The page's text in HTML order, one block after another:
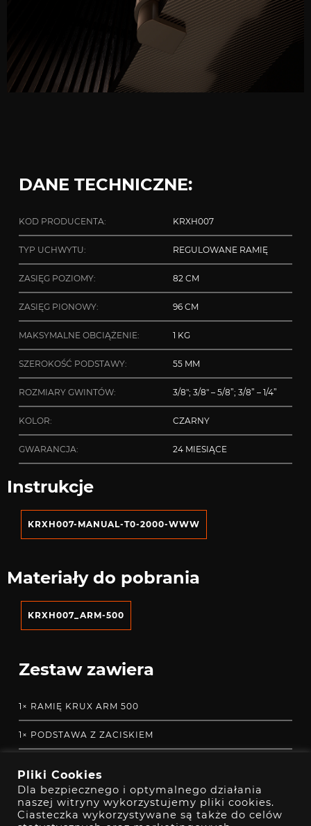
DANE TECHNICZNE:
KOD PRODUCENTA: KRXH007
TYP UCHWYTU: REGULOWANE RAMIĘ
ZASIĘG POZIOMY: 82 CM
ZASIĘG PIONOWY: 96 CM
MAKSYMALNE OBCIĄŻENIE: 1 KG
SZEROKOŚĆ PODSTAWY: 55 MM
ROZMIARY GWINTÓW: 3/8″; 3/8″ – 5/8”; 3/8” – 1/4”
KOLOR: CZARNY
GWARANCJA: 24 MIESIĄCE
Instrukcje
KRXH007-MANUAL-T0-2000-WWW
Materiały do pobrania
KRXH007_ARM-500
Zestaw zawiera
1× RAMIĘ KRUX ARM 500
1× PODSTAWA Z ZACISKIEM
1× ADAPTER GWINTU 3/8″ DO 1/4”
1× ZESTAW ŚRUB MONTAŻOWYCH
Pliki Cookies
Dla bezpiecznego i optymalnego działania
naszej witryny wykorzystujemy pliki cookies.
Ciasteczka wykorzystywane są także do celów